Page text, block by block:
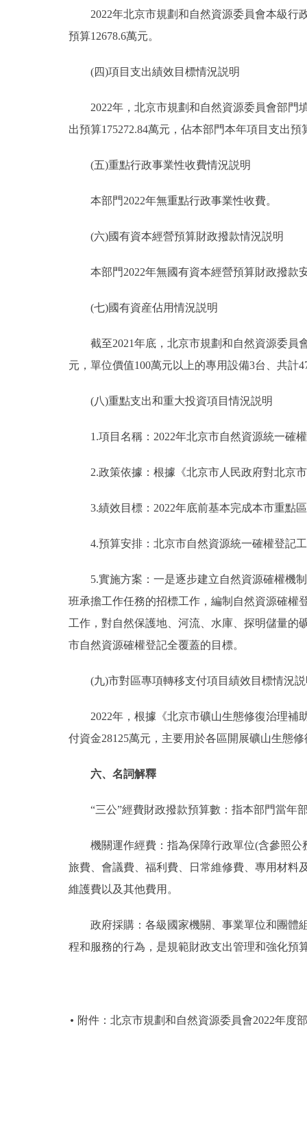
2022年北京市規劃和自然資源委員會本級行
預算12678.6萬元。
(四)項目支出績效目標情況説明
2022年，北京市規劃和自然資源委員會部門填
出預算175272.84萬元，佔本部門本年項目支出預
(五)重點行政事業性收費情況説明
本部門2022年無重點行政事業性收費。
(六)國有資本經營預算財政撥款情況説明
本部門2022年無國有資本經營預算財政撥款
(七)國有資産佔用情況説明
截至2021年底，北京市規劃和自然資源委員會
元，單位價值100萬元以上的專用設備3台、共計
(八)重點支出和重大投資項目情況説明
1.項目名稱：2022年北京市自然資源統一確
2.政策依據：根據《北京市人民政府對北京市
3.績效目標：2022年底前基本完成本市重點區
4.預算安排：北京市自然資源統一確權登記工
5.實施方案：一是逐步建立自然資源確權機制
班承擔工作任務的招標工作，編制自然資源確權
工作，對自然保護地、河流、水庫、探明儲量的
市自然資源確權登記全覆蓋的目標。
(九)市對區專項轉移支付項目績效目標情況説
2022年，根據《北京市礦山生態修復治理補
付資金28125萬元，主要用於各區開展礦山生態
六、名詞解釋
“三公”經費財政撥款預算數：指本部門當年部
機關運作經費：指為保障行政單位(含參照公
旅費、會議費、福利費、日常維修費、專用材料
維護費以及其他費用。
政府採購：各級國家機關、事業單位和團體組
程和服務的行為，是規範財政支出管理和強化預
附件：北京市規劃和自然資源委員會2022年度